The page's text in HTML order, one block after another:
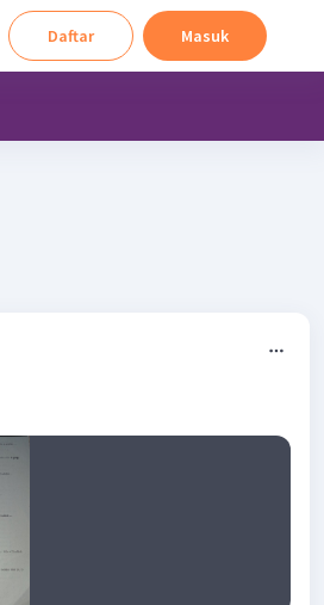
Daftar Masuk